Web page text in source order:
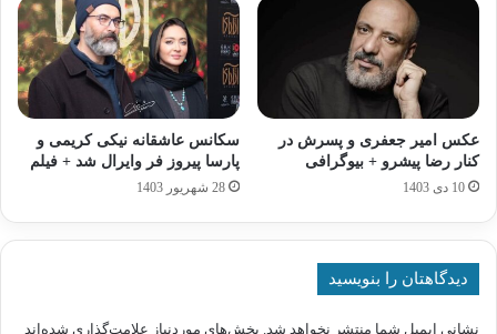
عکس امیر جعفری و پسرش در
کنار رضا پیشرو + بیوگرافی
10 دی 1403
سکانس عاشقانه نیکی کریمی و
پارسا پیروز فر وایرال شد + فیلم
28 شهریور 1403
دیدگاهتان را بنویسید
نشانی ایمیل شما منتشر نخواهد شد. بخش‌های موردنیاز علامت‌گذاری شده‌اند